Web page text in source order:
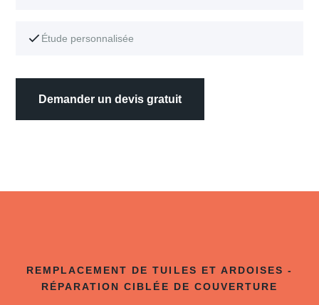
Étude personnalisée
Demander un devis gratuit
REMPLACEMENT DE TUILES ET ARDOISES -
RÉPARATION CIBLÉE DE COUVERTURE